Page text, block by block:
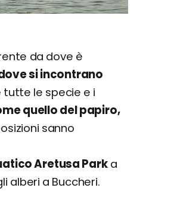
da dove è
si incontrano
le specie e i
quello del papiro,
sanno
Aretusa Parka
alberi a Buccheri.